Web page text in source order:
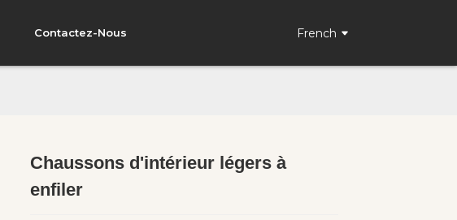
Contactez-Nous French
Loading...
Loading...
Chaussons d'intérieur légers à
enfiler